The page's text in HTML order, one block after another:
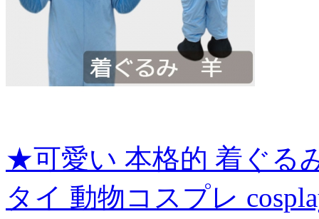
★可愛い 本格的 着ぐる
タイ 動物コスプレ